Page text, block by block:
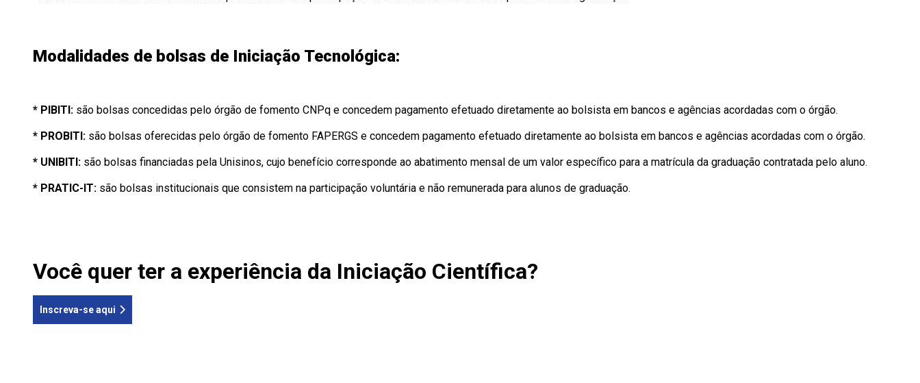
Modalidades de bolsas de Iniciação Tecnológica:
* PIBITI: são bolsas concedidas pelo órgão de fomento CNPq e concedem pagamento efetuado diretamente ao bolsista em bancos e agências acordadas com o órgão.
* PROBITI: são bolsas oferecidas pelo órgão de fomento FAPERGS e concedem pagamento efetuado diretamente ao bolsista em bancos e agências acordadas com o órgão.
* UNIBITI: são bolsas financiadas pela Unisinos, cujo benefício corresponde ao abatimento mensal de um valor específico para a matrícula da graduação contratada pelo aluno.
* PRATIC-IT: são bolsas institucionais que consistem na participação voluntária e não remunerada para alunos de graduação.
Você quer ter a experiência da Iniciação Científica?
Inscreva-se aqui